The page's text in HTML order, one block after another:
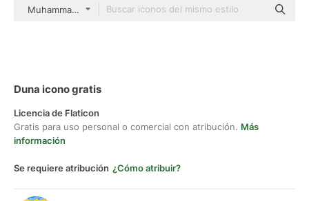
Muhammad_Usman Blue
Duna icono gratis
Licencia de Flaticon
Gratis para uso personal o comercial con atribución. Más
información
Se requiere atribución ¿Cómo atribuir?